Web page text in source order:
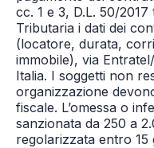
cc. 1 e 3, D.L. 50/
Tributaria i dati dei
(locatore, durata,
immobile), via
Italia. I soggetti non
organizzazione
fiscale. L’omessa o
sanzionata da 250 a
regolarizzata entro 15